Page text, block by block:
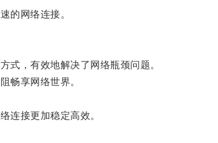
的网络连接。
，有效地解决了网络瓶颈问题。
畅享网络世界。
连接更加稳定高效。